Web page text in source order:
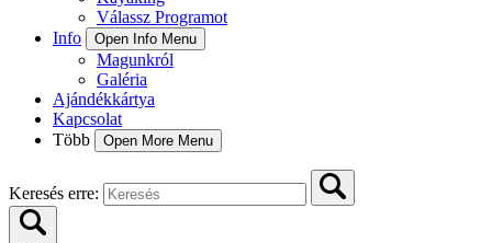
Válassz Programot
Info
Open Info Menu
Magunkról
Galéria
Ajándékkártya
Kapcsolat
Több
Open More Menu
Keresés erre: